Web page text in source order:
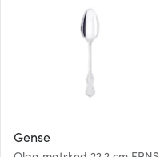
Gense